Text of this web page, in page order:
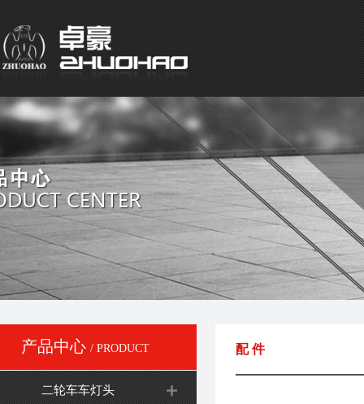
产品中心 / PRODUCT
二轮车车灯头
配 件